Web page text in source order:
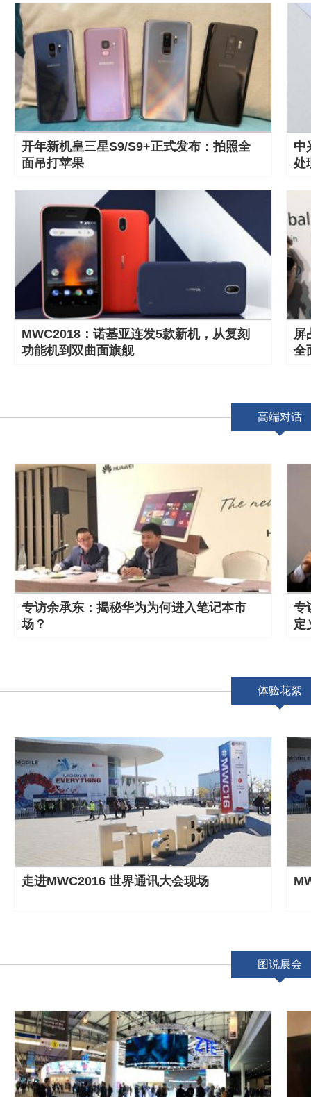
开年新机皇三星S9/S9+正式发布：拍照全
面吊打苹果
中
处
MWC2018：诺基亚连发5款新机，从复刻
功能机到双曲面旗舰
屏
全
高端对话
专访余承东：揭秘华为为何进入笔记本市
场？
专
定
体验花絮
走进MWC2016 世界通讯大会现场
图说展会